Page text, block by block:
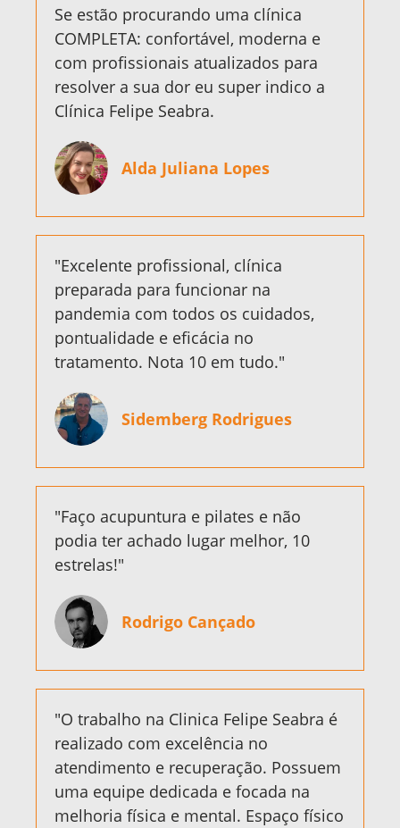
Se estão procurando uma clínica
COMPLETA: confortável, moderna e
com profissionais atualizados para
resolver a sua dor eu super indico a
Clínica Felipe Seabra.
Alda Juliana Lopes
"Excelente profissional, clínica
preparada para funcionar na
pandemia com todos os cuidados,
pontualidade e eficácia no
tratamento. Nota 10 em tudo."
Sidemberg Rodrigues
"Faço acupuntura e pilates e não
podia ter achado lugar melhor, 10
estrelas!"
Rodrigo Cançado
"O trabalho na Clinica Felipe Seabra é
realizado com excelência no
atendimento e recuperação. Possuem
uma equipe dedicada e focada na
melhoria física e mental. Espaço físico